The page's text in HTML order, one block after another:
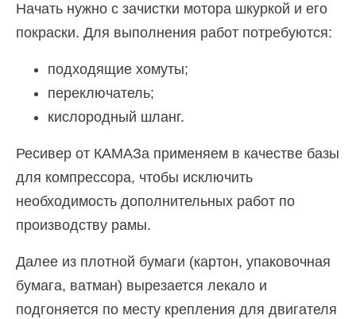
Начать нужно с зачистки мотора шкуркой и его
покраски. Для выполнения работ потребуются:
подходящие хомуты;
переключатель;
кислородный шланг.
Ресивер от КАМАЗа применяем в качестве базы
для компрессора, чтобы исключить
необходимость дополнительных работ по
производству рамы.
Далее из плотной бумаги (картон, упаковочная
бумага, ватман) вырезается лекало и
подгоняется по месту крепления для двигателя